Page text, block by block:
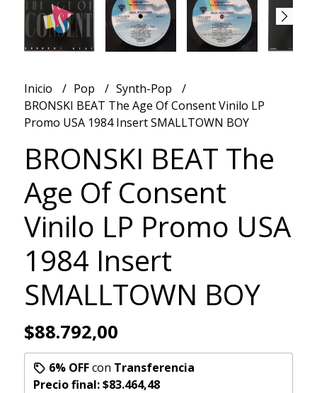
Inicio Pop
Synth-Pop
BRONSKI BEAT The Age Of Consent Vinilo LP
Promo USA 1984 Insert SMALLTOWN BOY
BRONSKI BEAT The
Age Of Consent
Vinilo LP Promo USA
1984 Insert
SMALLTOWN BOY
$88.792,00
6% OFFcon Transferencia
Precio final:$83.464,48